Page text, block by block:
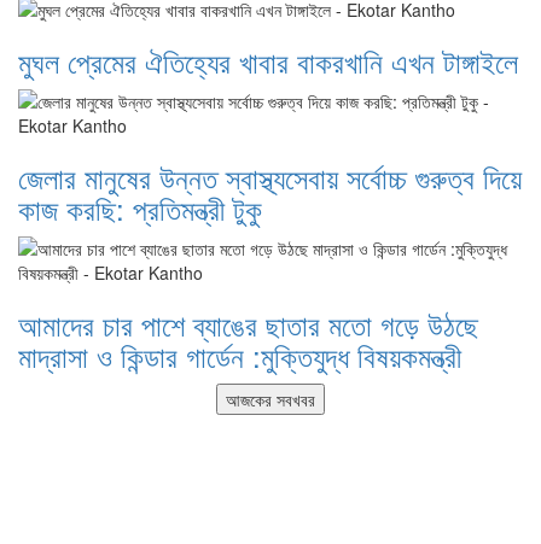
মুঘল প্রেমের ঐতিহ্যের খাবার বাকরখানি এখন টাঙ্গাইলে
জেলার মানুষের উন্নত স্বাস্থ্যসেবায় সর্বোচ্চ গুরুত্ব দিয়ে
কাজ করছি: প্রতিমন্ত্রী টুকু
আমাদের চার পাশে ব্যাঙের ছাতার মতো গড়ে উঠছে
মাদ্রাসা ও কিন্ডার গার্ডেন :মুক্তিযুদ্ধ বিষয়কমন্ত্রী